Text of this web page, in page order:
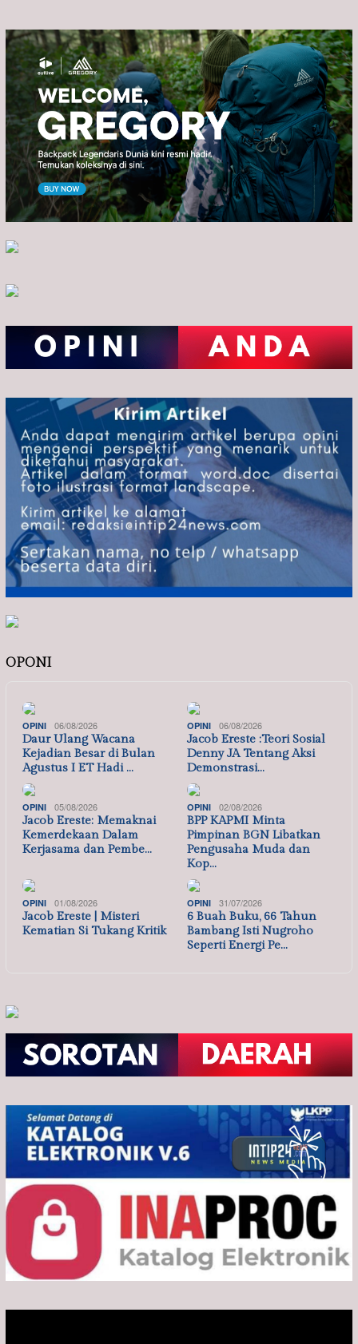
OPONI
OPINI 06/08/2026
Daur Ulang Wacana
Kejadian Besar di Bulan
Agustus I ET Hadi …
OPINI 06/08/2026
Jacob Ereste :Teori Sosial
Denny JA Tentang Aksi
Demonstrasi…
OPINI 05/08/2026
Jacob Ereste: Memaknai
Kemerdekaan Dalam
Kerjasama dan Pembe…
OPINI 02/08/2026
BPP KAPMI Minta
Pimpinan BGN Libatkan
Pengusaha Muda dan
Kop…
OPINI 01/08/2026
Jacob Ereste | Misteri
Kematian Si Tukang Kritik
OPINI 31/07/2026
6 Buah Buku, 66 Tahun
Bambang Isti Nugroho
Seperti Energi Pe…